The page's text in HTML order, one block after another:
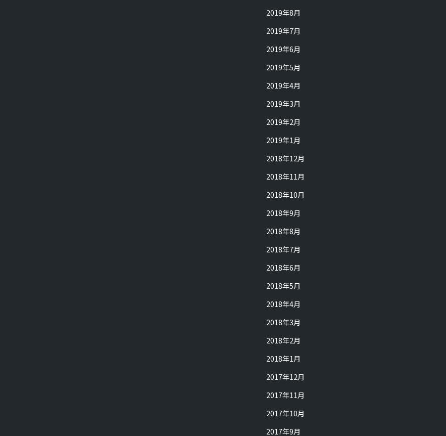
2019年8月
2019年7月
2019年6月
2019年5月
2019年4月
2019年3月
2019年2月
2019年1月
2018年12月
2018年11月
2018年10月
2018年9月
2018年8月
2018年7月
2018年6月
2018年5月
2018年4月
2018年3月
2018年2月
2018年1月
2017年12月
2017年11月
2017年10月
2017年9月